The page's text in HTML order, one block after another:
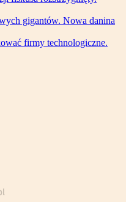
gigantów. Nowa danina
firmy technologiczne.